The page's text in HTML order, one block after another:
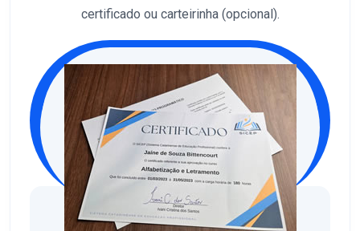
certificado ou carteirinha (opcional).